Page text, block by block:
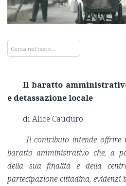
Il baratto
e detassazione locale
di Alice Cauduro
Il contributo intende offrire
baratto amministrativo che, a
della sua finalità e della
partecipazione cittadina,